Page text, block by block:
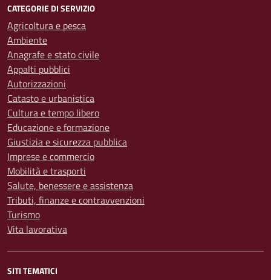
CATEGORIE DI SERVIZIO
Agricoltura e pesca
Ambiente
Anagrafe e stato civile
Appalti pubblici
Autorizzazioni
Catasto e urbanistica
Cultura e tempo libero
Educazione e formazione
Giustizia e sicurezza pubblica
Imprese e commercio
Mobilità e trasporti
Salute, benessere e assistenza
Tributi, finanze e contravvenzioni
Turismo
Vita lavorativa
SITI TEMATICI